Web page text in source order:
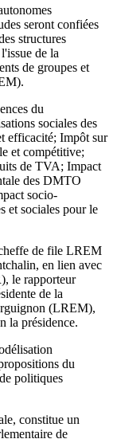
seront confiées
structures
de la
de groupes et
du
sociales des
efficacité; Impôt sur
et compétitive;
de TVA; Impact
des DMTO
socio-
et sociales pour le
de file LREM
en lien avec
le rapporteur
de la
(LREM),
la présidence.
du
politiques
constitue un
de